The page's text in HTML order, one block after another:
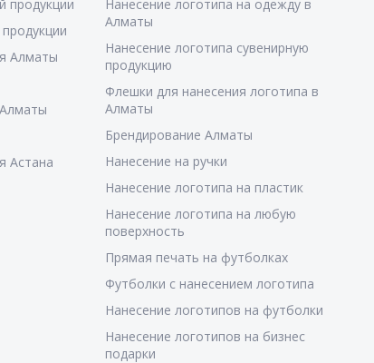
продукции
Алматы
Астана
Нанесение логотипа на одежду в
Алматы
Нанесение логотипа сувенирную
продукцию
Флешки для нанесения логотипа в
Алматы
Брендирование Алматы
Нанесение на ручки
Нанесение логотипа на пластик
Нанесение логотипа на любую
поверхность
Прямая печать на футболках
Футболки с нанесением логотипа
Нанесение логотипов на футболки
Нанесение логотипов на бизнес
подарки